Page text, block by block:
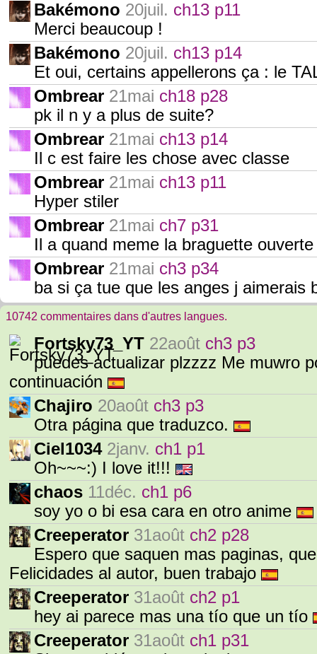
Bakémono 20juil. ch13 p11
Merci beaucoup !
Bakémono 20juil. ch13 p14
Et oui, certains appellerons ça : le
Ombrear 21mai ch18 p28
pk il n y a plus de suite?
Ombrear 21mai ch13 p14
Il c est faire les chose avec classe
Ombrear 21mai ch13 p11
Hyper stiler
Ombrear 21mai ch7 p31
Il a quand meme la braguette ouverte
Ombrear 21mai ch3 p34
ba si ça tue que les anges j aimerais
10742 commentaires dans d'autres langues.
Fortsky73_YT 22août ch3 p3
puedes actualizar plzzzz Me muwro
continuación
Chajiro 20août ch3 p3
Otra página que traduzco.
Ciel1034 2janv. ch1 p1
Oh~~~:) I love it!!!
chaos 11déc. ch1 p6
soy yo o bi esa cara en otro anime
Creeperator 31août ch2 p28
Espero que saquen mas paginas,
Felicidades al autor, buen trabajo
Creeperator 31août ch2 p1
hey ai parece mas una tío que un tío
Creeperator 31août ch1 p31